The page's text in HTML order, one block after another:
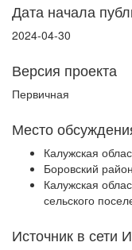
Дата начала
2024-04-30
Версия проекта
Первичная
Место
Калужская
Боровский район
Калужская
сельского
Источник в сети